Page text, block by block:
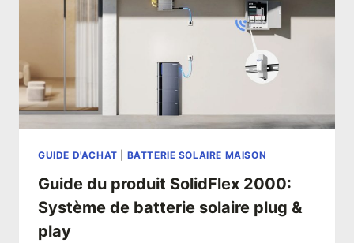
GUIDE D'ACHAT BATTERIE SOLAIRE MAISON
Guide du produit SolidFlex 2000:
Système de batterie solaire plug &
play